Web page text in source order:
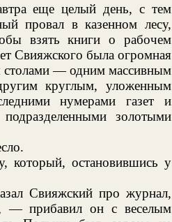
еще целый день, с тем
провал в казенном лесу,
взять книги о рабочем
Свияжского была огромная
столами — одним массивным
круглым, уложенным
нумерами газет и
золотыми
остановившись у
Свияжский про журнал,
— прибавил он с веселым